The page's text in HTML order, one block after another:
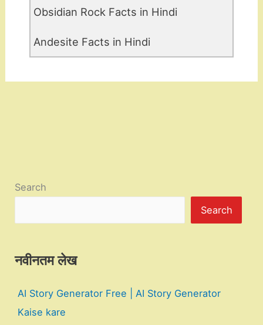
Obsidian Rock Facts in Hindi
Andesite Facts in Hindi
Search
Search
नवीनतम लेख
AI Story Generator Free | AI Story Generator
Kaise kare